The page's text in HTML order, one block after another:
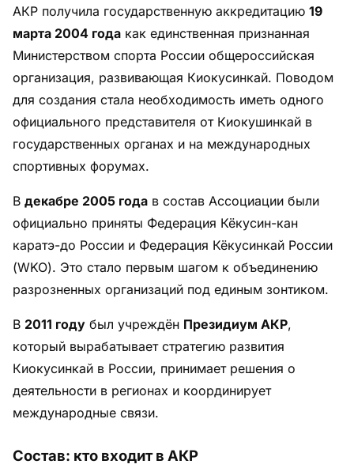
АКР получила государственную аккредитацию 19
марта 2004 года как единственная признанная
Министерством спорта России общероссийская
организация, развивающая Киокусинкай. Поводом
для создания стала необходимость иметь одного
официального представителя от Киокушинкай в
государственных органах и на международных
спортивных форумах.
В декабре 2005 года в состав Ассоциации были
официально приняты Федерация Кёкусин-кан
каратэ-до России и Федерация Кёкусинкай России
(WKO). Это стало первым шагом к объединению
разрозненных организаций под единым зонтиком.
В 2011 году был учреждён Президиум АКР,
который вырабатывает стратегию развития
Киокусинкай в России, принимает решения о
деятельности в регионах и координирует
международные связи.
Состав: кто входит в АКР